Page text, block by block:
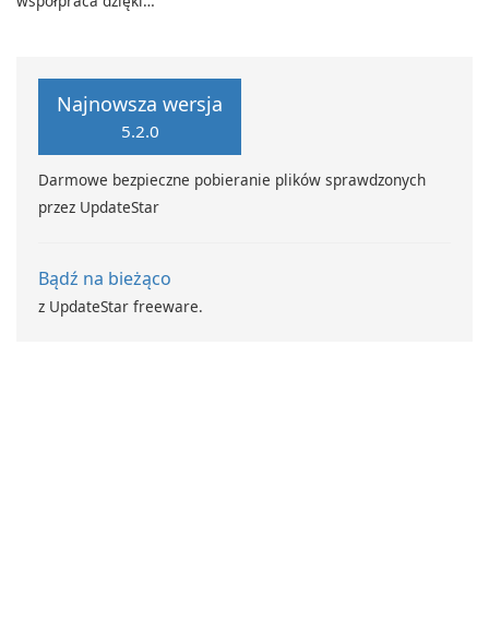
Najnowsza wersja
5.2.0
Darmowe bezpieczne pobieranie plików sprawdzonych
przez UpdateStar
Bądź na bieżąco
z UpdateStar freeware.